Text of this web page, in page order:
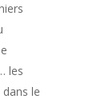
les
le